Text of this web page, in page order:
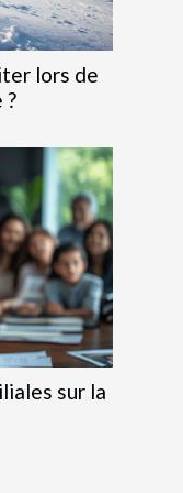
lors de
?
sur la